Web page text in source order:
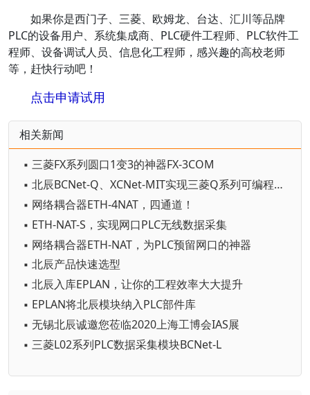
如果你是西门子、三菱、欧姆龙、台达、汇川等品牌
PLC的设备用户、系统集成商、PLC硬件工程师、PLC软件工
程师、设备调试人员、信息化工程师，感兴趣的高校老师
等，赶快行动吧！
点击申请试用
相关新闻
▪ 三菱FX系列圆口1变3的神器FX-3COM
▪ 北辰BCNet-Q、XCNet-MIT实现三菱Q系列可编程序控制器（PLC）的数据采集
▪ 网络耦合器ETH-4NAT，四通道！
▪ ETH-NAT-S，实现网口PLC无线数据采集
▪ 网络耦合器ETH-NAT，为PLC预留网口的神器
▪ 北辰产品快速选型
▪ 北辰入库EPLAN，让你的工程效率大大提升
▪ EPLAN将北辰模块纳入PLC部件库
▪ 无锡北辰诚邀您莅临2020上海工博会IAS展
▪ 三菱L02系列PLC数据采集模块BCNet-L